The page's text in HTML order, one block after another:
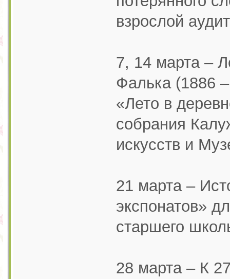
взрослой
7, 14 марта –
Фалька (1886
«Лето в
собрания
искусств и
21 марта –
экспонатов»
старшего
28 марта – К